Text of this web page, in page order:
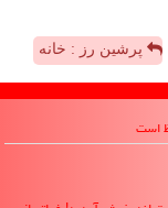
پرشین رز : خانه